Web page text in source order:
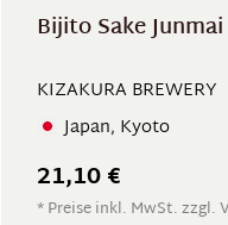
Bijito Sake
KIZAKURA BREWERY
Japan, Kyoto
21,10 €
* Preise inkl. MwSt. zzgl.